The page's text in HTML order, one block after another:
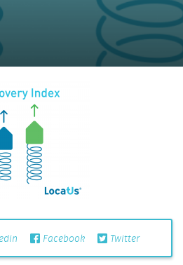
Facebook Twitter